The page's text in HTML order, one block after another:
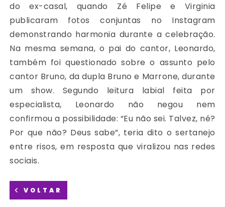
do ex-casal, quando Zé Felipe e Virginia
publicaram fotos conjuntas no Instagram
demonstrando harmonia durante a celebração.
Na mesma semana, o pai do cantor, Leonardo,
também foi questionado sobre o assunto pelo
cantor Bruno, da dupla Bruno e Marrone, durante
um show. Segundo leitura labial feita por
especialista, Leonardo não negou nem
confirmou a possibilidade: “Eu não sei. Talvez, né?
Por que não? Deus sabe”, teria dito o sertanejo
entre risos, em resposta que viralizou nas redes
sociais.
VOLTAR